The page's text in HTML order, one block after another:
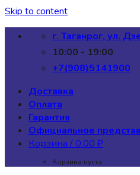
Skip to content
г. Таганрог, ул.
10:00 - 19:00
+7(908)5141900
Доставка
Оплата
Гарантия
Официальное
Корзина /0.00 ₽
Корзина пуста.